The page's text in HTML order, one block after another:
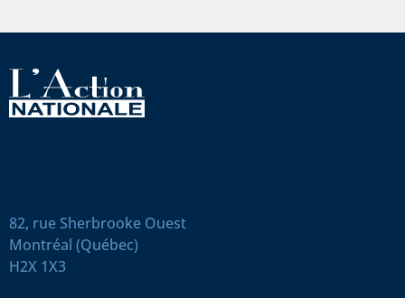
82, rue Sherbrooke Ouest
Montréal (Québec)
H2X 1X3